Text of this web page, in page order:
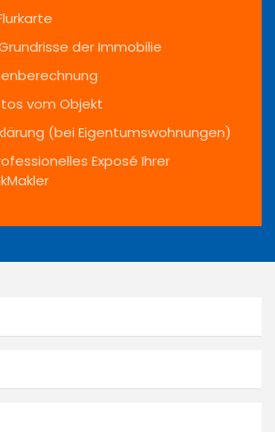
der Immobilie
vom Objekt
(bei Eigentumswohnungen)
Exposé Ihrer